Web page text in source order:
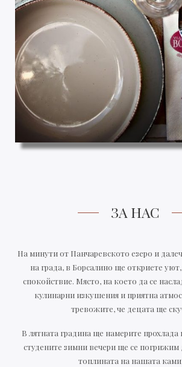
ЗА НАС
На минути от Панчаревското езеро и
на града, в Борсалино ще откриете
спокойствие. Място, на което да се
кулинарни изкушения и приятна
тревожите, че децата ще
В лятната градина ще намерите прохлада
студените зимни вечери ще се погрижим
топлината на нашата